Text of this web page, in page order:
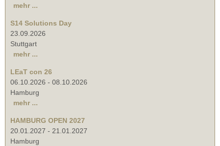
mehr ...
S14 Solutions Day
23.09.2026
Stuttgart
mehr ...
LEaT con 26
06.10.2026 - 08.10.2026
Hamburg
mehr ...
HAMBURG OPEN 2027
20.01.2027 - 21.01.2027
Hamburg